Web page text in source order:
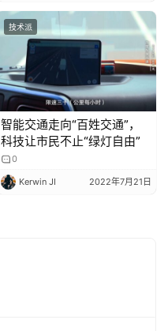
技术派
智能交通走向“百姓交通”，
科技让市民不止“绿灯自由”
0
Kerwin JI 2022年7月21日